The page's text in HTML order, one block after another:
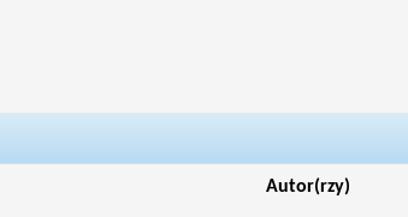
Autor(rzy)